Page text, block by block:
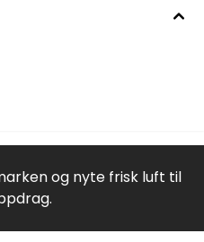
og nyte frisk luft til